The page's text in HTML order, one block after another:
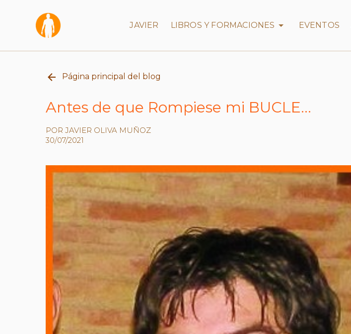
JAVIER LIBROS Y FORMACIONES EVENTOS
Página principal del blog
Antes de que Rompiese mi BUCLE...
POR JAVIER OLIVA MUÑOZ
30/07/2021